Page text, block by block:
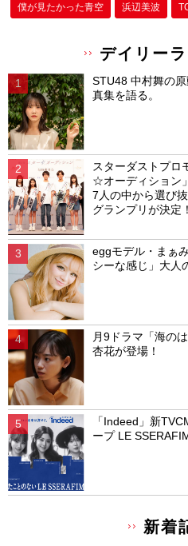
僕が⾒たかった⻘空 浜辺美波
デイリー
STU48 中村舞の
真集を語る。
スターダストプロ
☆オーディション
7人の中から選び
グランプリが決定！
eggモデル・まぁ
シーな感じ」大人
月9ドラマ「海の
杏花が登場！
「Indeed」新
ープ LE
新着